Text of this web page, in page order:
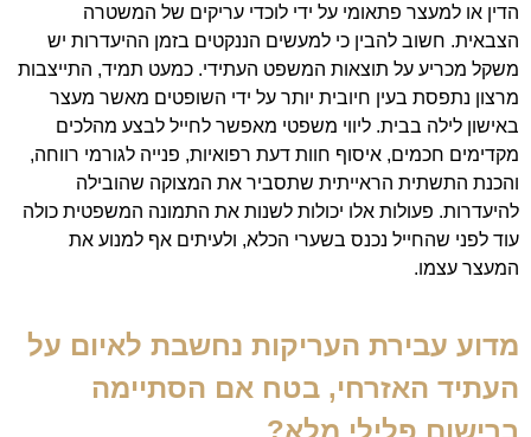
הדין או למעצר פתאומי על ידי לוכדי עריקים של המשטרה
הצבאית. חשוב להבין כי למעשים הננקטים בזמן ההיעדרות יש
משקל מכריע על תוצאות המשפט העתידי. כמעט תמיד, התייצבות
מרצון נתפסת בעין חיובית יותר על ידי השופטים מאשר מעצר
באישון לילה בבית. ליווי משפטי מאפשר לחייל לבצע מהלכים
מקדימים חכמים, איסוף חוות דעת רפואיות, פנייה לגורמי רווחה,
והכנת התשתית הראייתית שתסביר את המצוקה שהובילה
להיעדרות. פעולות אלו יכולות לשנות את התמונה המשפטית כולה
עוד לפני שהחייל נכנס בשערי הכלא, ולעיתים אף למנוע את
המעצר עצמו.
מדוע עבירת העריקות נחשבת לאיום על
העתיד האזרחי, בטח אם הסתיימה
ברישום פלילי מלא?